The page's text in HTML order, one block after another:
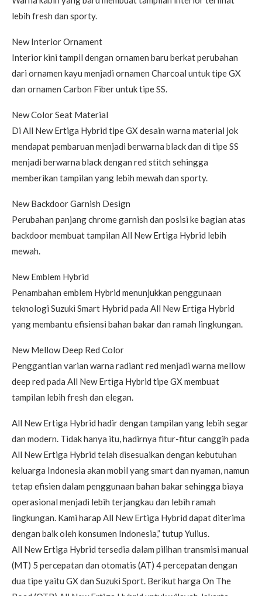
lebih fresh dan sporty.
New Interior Ornament
Interior kini tampil dengan ornamen baru berkat perubahan
dari ornamen kayu menjadi ornamen Charcoal untuk tipe GX
dan ornamen Carbon Fiber untuk tipe SS.
New Color Seat Material
Di All New Ertiga Hybrid tipe GX desain warna material jok
mendapat pembaruan menjadi berwarna black dan di tipe SS
menjadi berwarna black dengan red stitch sehingga
memberikan tampilan yang lebih mewah dan sporty.
New Backdoor Garnish Design
Perubahan panjang chrome garnish dan posisi ke bagian atas
backdoor membuat tampilan All New Ertiga Hybrid lebih
mewah.
New Emblem Hybrid
Penambahan emblem Hybrid menunjukkan penggunaan
teknologi Suzuki Smart Hybrid pada All New Ertiga Hybrid
yang membantu efisiensi bahan bakar dan ramah lingkungan.
New Mellow Deep Red Color
Penggantian varian warna radiant red menjadi warna mellow
deep red pada All New Ertiga Hybrid tipe GX membuat
tampilan lebih fresh dan elegan.
All New Ertiga Hybrid hadir dengan tampilan yang lebih segar
dan modern. Tidak hanya itu, hadirnya fitur-fitur canggih pada
All New Ertiga Hybrid telah disesuaikan dengan kebutuhan
keluarga Indonesia akan mobil yang smart dan nyaman, namun
tetap efisien dalam penggunaan bahan bakar sehingga biaya
operasional menjadi lebih terjangkau dan lebih ramah
lingkungan. Kami harap All New Ertiga Hybrid dapat diterima
dengan baik oleh konsumen Indonesia,” tutup Yulius.
All New Ertiga Hybrid tersedia dalam pilihan transmisi manual
(MT) 5 percepatan dan otomatis (AT) 4 percepatan dengan
dua tipe yaitu GX dan Suzuki Sport. Berikut harga On The